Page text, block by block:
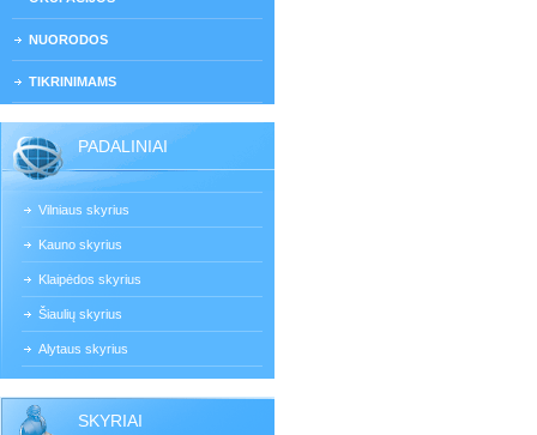
NUORODOS
TIKRINIMAMS
PADALINIAI
Vilniaus skyrius
Kauno skyrius
Klaipėdos skyrius
Šiaulių skyrius
Alytaus skyrius
SKYRIAI